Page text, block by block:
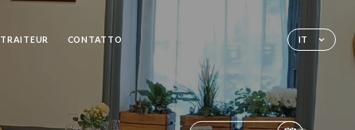
IT
TRAITEUR CONTATTO